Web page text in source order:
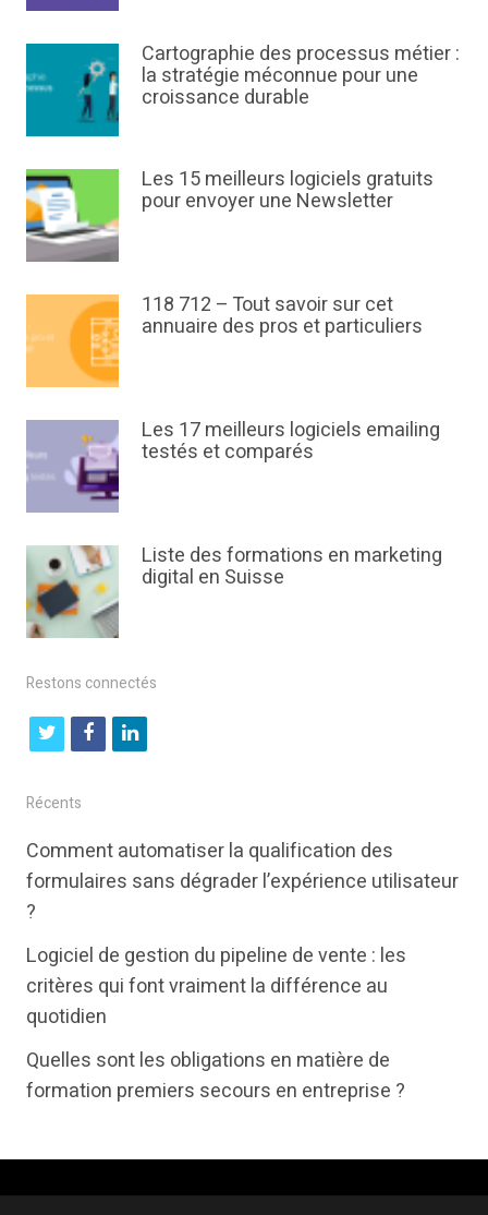
Cartographie des processus métier :
la stratégie méconnue pour une
croissance durable
Les 15 meilleurs logiciels gratuits
pour envoyer une Newsletter
118 712 – Tout savoir sur cet
annuaire des pros et particuliers
Les 17 meilleurs logiciels emailing
testés et comparés
Liste des formations en marketing
digital en Suisse
Restons connectés
t
i
t
r
f
b
k
l
k
e
n
Récents
Comment automatiser la qualification des
formulaires sans dégrader l’expérience utilisateur
?
Logiciel de gestion du pipeline de vente : les
critères qui font vraiment la différence au
quotidien
Quelles sont les obligations en matière de
formation premiers secours en entreprise ?